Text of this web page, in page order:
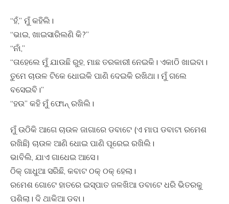
“ହଁ,” ମୁଁ କହିଲି।
“ଭାଇ, ଖାଇସାରିଲଣି କି?”
“ନାଁ,”
“ତାହେଲେ ମୁଁ ଯାଉଛି ରୁହ, ମାଛ ତରକାରୀ ନେଇକି। ଏକାଠି ଖାଇବା।
ତୁମେ ଚାଉଳ ଟିକେ ଧୋଇକି ପାଣି ଦେଇକି ରଖିଥା। ମୁଁ ଗଲେ
ବସେଇବି।”
“ହଉ” କହି ମୁଁ ଫୋନ୍ ରଖିଲି।
ମୁଁ ଉଠିକି ଆଗେ ଚାଉଳ ଜାଗାରେ ଡବାଟେ (ଏ ମାପ ଡବାଟା ରମେଶ
ରଖିଛି) ଚାଉଳ ଆଣି ଧୋଇ ପାଣି ପୂରେଇ ରଖିଲି।
ଭାବିଲି, ଯାଏ ଗାଧେଇ ଆସେ।
ଠିକ୍ ଗାଧୁଆ ସରିଛି, କବାଟ ଠକ୍ ଠକ୍ ହେଲା।
ରମେଶ ଗୋଟେ ହାତରେ ଇସ୍ପାତ ଜଳଖିଆ ଡବାଟେ ଧରି ଭିତରକୁ
ପଶିଲା। ଦି ଥାକିଆ ଡବା।